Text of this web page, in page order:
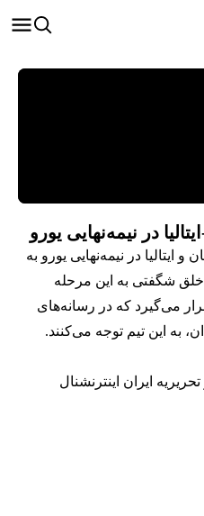
در نیمه‌نهایی یورو
ایتالیا در نیمه‌نهایی یورو به
خلق شگفتی به این مرحله
می‌گیرد که در رسانه‌های
به این تیم توجه می‌کنند.
ایران اینترنشنال